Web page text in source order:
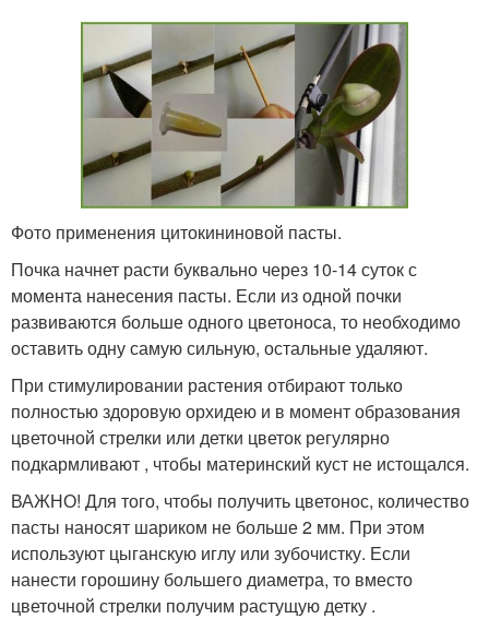
Фото применения цитокининовой пасты.
Почка начнет расти буквально через 10-14 суток с
момента нанесения пасты. Если из одной почки
развиваются больше одного цветоноса, то необходимо
оставить одну самую сильную, остальные удаляют.
При стимулировании растения отбирают только
полностью здоровую орхидею и в момент образования
цветочной стрелки или детки цветок регулярно
подкармливают , чтобы материнский куст не истощался.
ВАЖНО! Для того, чтобы получить цветонос, количество
пасты наносят шариком не больше 2 мм. При этом
используют цыганскую иглу или зубочистку. Если
нанести горошину большего диаметра, то вместо
цветочной стрелки получим растущую детку .